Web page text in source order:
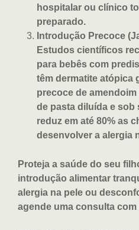
hospitalar ou clínico
preparado.
Introdução Precoce
Estudos científicos
para bebês com
têm dermatite atópica
precoce de
de pasta diluída e sob
reduz em até 80% as
desenvolver a alergia
Proteja a saúde do seu
introdução alimentar
alergia na pele ou
agende uma consulta